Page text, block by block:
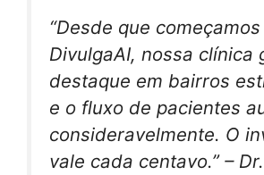
“Desde que
DivulgaAI, nossa clínica
destaque em bairros
e o fluxo de pacientes
consideravelmente. O
vale cada centavo.” –